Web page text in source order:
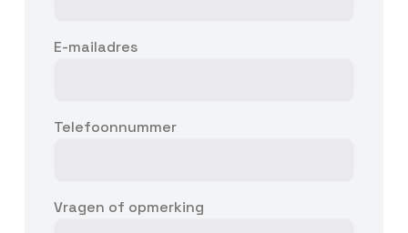
E-mailadres
Telefoonnummer
Vragen of opmerking